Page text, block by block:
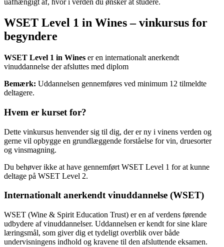
WSET Level 1 in Wines – vinkursus for
begyndere
WSET Level 1 in Wines er en internationalt anerkendt
vinuddannelse der afsluttes med diplom
Bemærk: Uddannelsen gennemføres ved minimum 12 tilmeldte
deltagere.
Hvem er kurset for?
Dette vinkursus henvender sig til dig, der er ny i vinens verden og
gerne vil opbygge en grundlæggende forståelse for vin, druesorter
og vinsmagning.
Du behøver ikke at have gennemført WSET Level 1 for at kunne
deltage på WSET Level 2.
Internationalt anerkendt vinuddannelse (WSET)
WSET (Wine & Spirit Education Trust) er en af verdens førende
udbydere af vinuddannelser. Uddannelsen er kendt for sine klare
læringsmål, som giver dig et tydeligt overblik over både
undervisningens indhold og kravene til den afsluttende eksamen.